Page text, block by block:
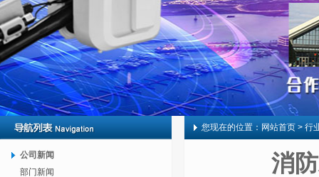
公司新闻
部门新闻
您现在的位置： 网站首页 > 行
消